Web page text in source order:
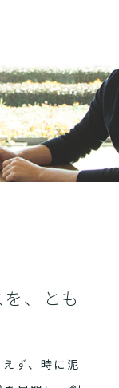
、とも
ず、時に泥